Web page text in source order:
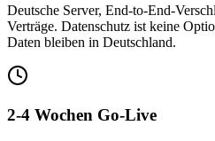
Deutsche Server, End-to-End-
Verträge. Datenschutz ist keine
Daten bleiben in Deutschland.
2-4 Wochen Go-Live